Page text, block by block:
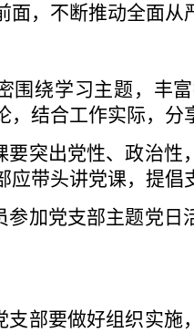
，不断推动全面从
围绕学习主题，丰
结合工作实际，分
要突出党性、政治性
带头讲党课，提倡
参加党支部主题党日
支部要做好组织实施